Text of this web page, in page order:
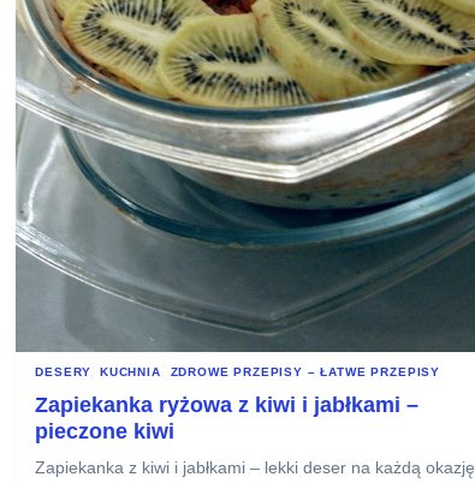
DESERY KUCHNIA ZDROWE PRZEPISY – ŁATWE PRZEPISY
Zapiekanka ryżowa z kiwi i jabłkami –
pieczone kiwi
Zapiekanka z kiwi i jabłkami – lekki deser na każdą okazję